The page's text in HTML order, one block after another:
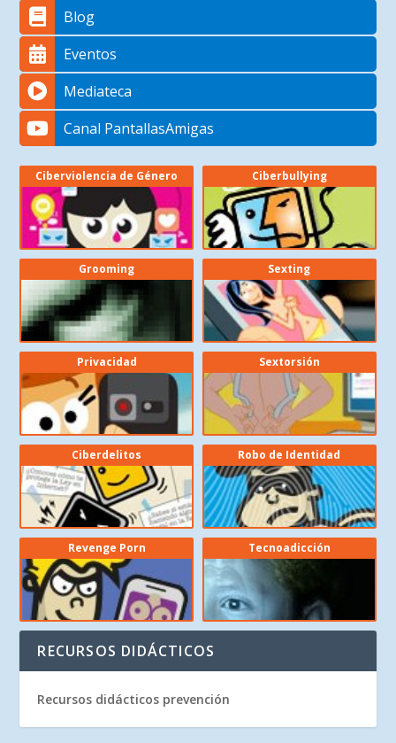
Blog
Eventos
Mediateca
Canal PantallasAmigas
Ciberviolencia de Género Ciberbullying
Grooming Sexting
Privacidad Sextorsión
Ciberdelitos Robo de Identidad
Revenge Porn Tecnoadicción
RECURSOS DIDÁCTICOS
Recursos didácticos prevención